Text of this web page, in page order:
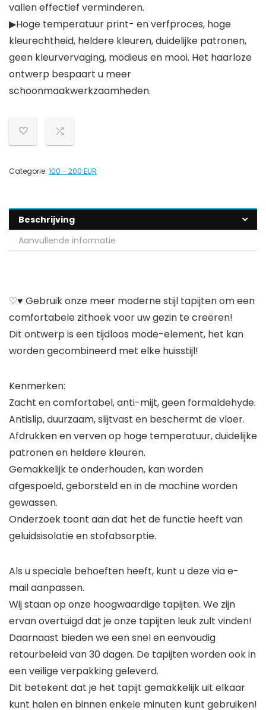
vallen effectief verminderen.
▶Hoge temperatuur print- en verfproces, hoge
kleurechtheid, heldere kleuren, duidelijke patronen,
geen kleurvervaging, modieus en mooi. Het haarloze
ontwerp bespaart u meer
schoonmaakwerkzaamheden.
Categorie: 100 - 200 EUR
Beschrijving
Aanvullende informatie
♡♥ Gebruik onze meer moderne stijl tapijten om een
comfortabele zithoek voor uw gezin te creëren!
Dit ontwerp is een tijdloos mode-element, het kan
worden gecombineerd met elke huisstijl!
Kenmerken:
Zacht en comfortabel, anti-mijt, geen formaldehyde.
Antislip, duurzaam, slijtvast en beschermt de vloer.
Afdrukken en verven op hoge temperatuur, duidelijke
patronen en heldere kleuren.
Gemakkelijk te onderhouden, kan worden
afgespoeld, geborsteld en in de machine worden
gewassen.
Onderzoek toont aan dat het de functie heeft van
geluidsisolatie en stofabsorptie.
Als u speciale behoeften heeft, kunt u deze via e-
mail aanpassen.
Wij staan op onze hoogwaardige tapijten. We zijn
ervan overtuigd dat je onze tapijten leuk zult vinden!
Daarnaast bieden we een snel en eenvoudig
retourbeleid van 30 dagen. De tapijten worden ook in
een veilige verpakking geleverd.
Dit betekent dat je het tapijt gemakkelijk uit elkaar
kunt halen en binnen enkele minuten kunt gebruiken!